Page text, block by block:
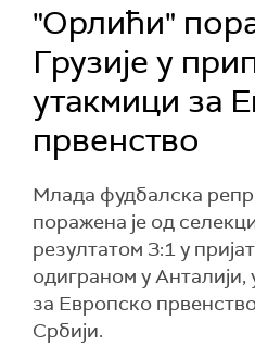
"Орлићи"
Грузије у
утакмици за
првенство
Млада фудбалска
поражена је од
резултатом 3:1 у
одиграном у
за Европско
Србији.